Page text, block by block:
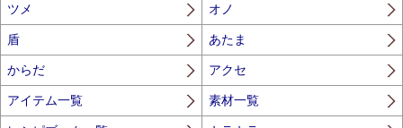
ツメ オノ
盾 あたま
からだ アクセ
アイテム一覧 素材一覧